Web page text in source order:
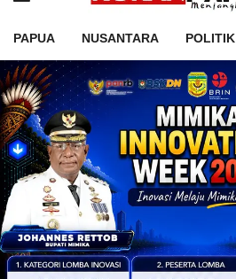
PAPUA NUSANTARA POLITIK